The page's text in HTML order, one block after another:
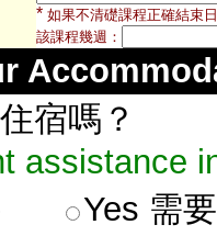
* 如果不清礎課程正確結束
該課程幾週：
宿嗎？
Yes 需要